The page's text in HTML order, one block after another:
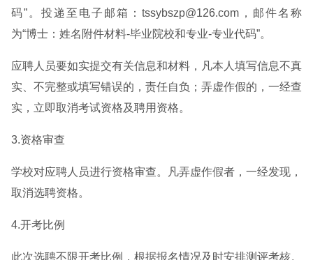
码”。投递至电子邮箱：tssybszp@126.com，邮件名称
为“博士：姓名附件材料-毕业院校和专业-专业代码”。
应聘人员要如实提交有关信息和材料，凡本人填写信息不真
实、不完整或填写错误的，责任自负；弄虚作假的，一经查
实，立即取消考试资格及聘用资格。
3.资格审查
学校对应聘人员进行资格审查。凡弄虚作假者，一经发现，
取消选聘资格。
4.开考比例
此次选聘不限开考比例，根据报名情况及时安排测评考核。